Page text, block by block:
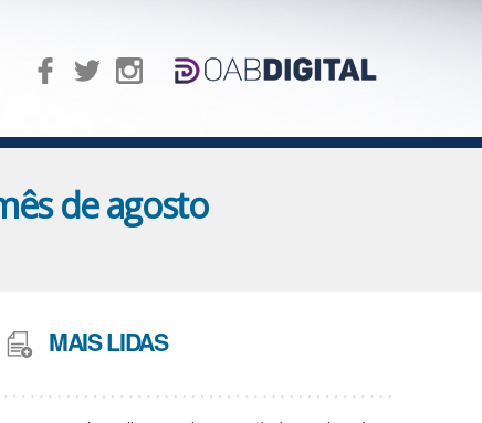
de agosto
MAIS LIDAS